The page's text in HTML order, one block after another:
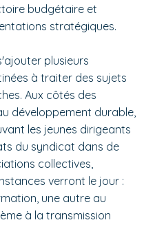
budgétaire et
stratégiques.
plusieurs
à traiter des sujets
Aux côtés des
développement durable,
les jeunes dirigeants
du syndicat dans de
collectives,
verront le jour :
une autre au
à la transmission